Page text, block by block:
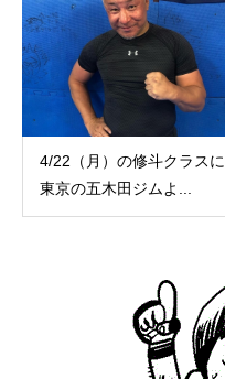
4/22（月）の修斗クラスに
東京の五木田ジムよ...